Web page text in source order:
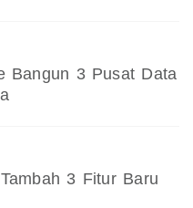
Bangun 3 Pusat Data
3 Fitur Baru